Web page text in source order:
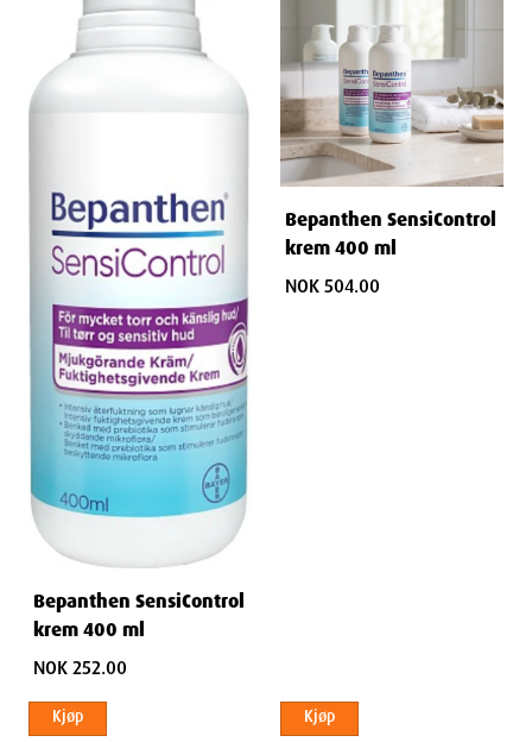
Bepanthen SensiControl
krem 400 ml
NOK 252.00
Kjøp
Bepanthen SensiControl
krem 400 ml
NOK 504.00
Kjøp